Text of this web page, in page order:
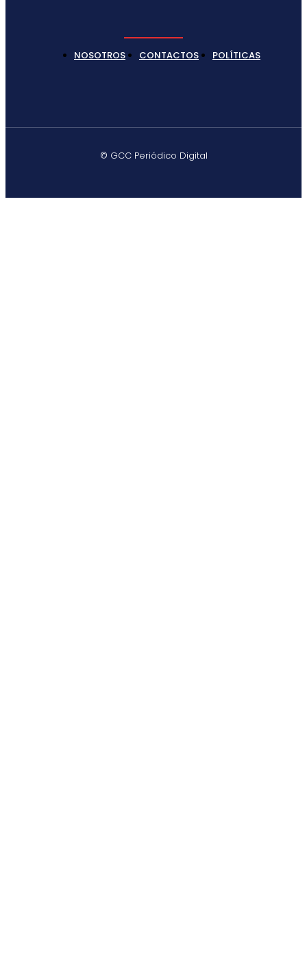
NOSOTROS CONTACTOS POLÍTICAS
© GCC Periódico Digital